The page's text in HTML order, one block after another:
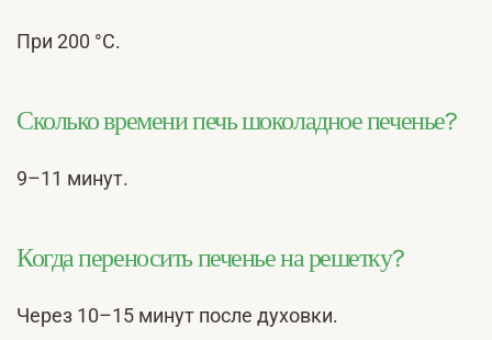
При 200 °С.
Сколько времени печь шоколадное печенье?
9–11 минут.
Когда переносить печенье на решетку?
Через 10–15 минут после духовки.